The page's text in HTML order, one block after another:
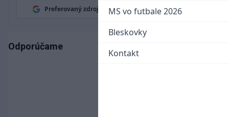
MS vo futbale 2026
Bleskovky
Kontakt
Preferovaný zdroj Google News
Odporúčame